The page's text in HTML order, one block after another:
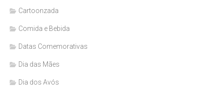
Cartoonzada
Comida e Bebida
Datas Comemorativas
Dia das Mães
Dia dos Avós